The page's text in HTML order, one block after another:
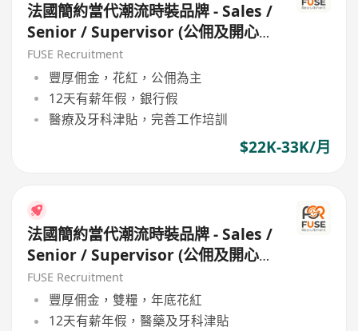
法國簡約當代潮流時裝品牌 - Sales /
Senior / Supervisor (公佣及開心
工作環境 / 良好公司文代)
FUSE Recruitment
豐厚佣金，花紅，公佣為主
12天有薪年假，銀行假
醫療及牙科津貼，完善工作培訓
$22K-33K/月
法國簡約當代潮流時裝品牌 - Sales /
Senior / Supervisor (公佣及開心
工作環境 / 良好公司文代)
FUSE Recruitment
豐厚佣金，雙糧，年底花紅
12天有薪年假，醫藥及牙科津貼